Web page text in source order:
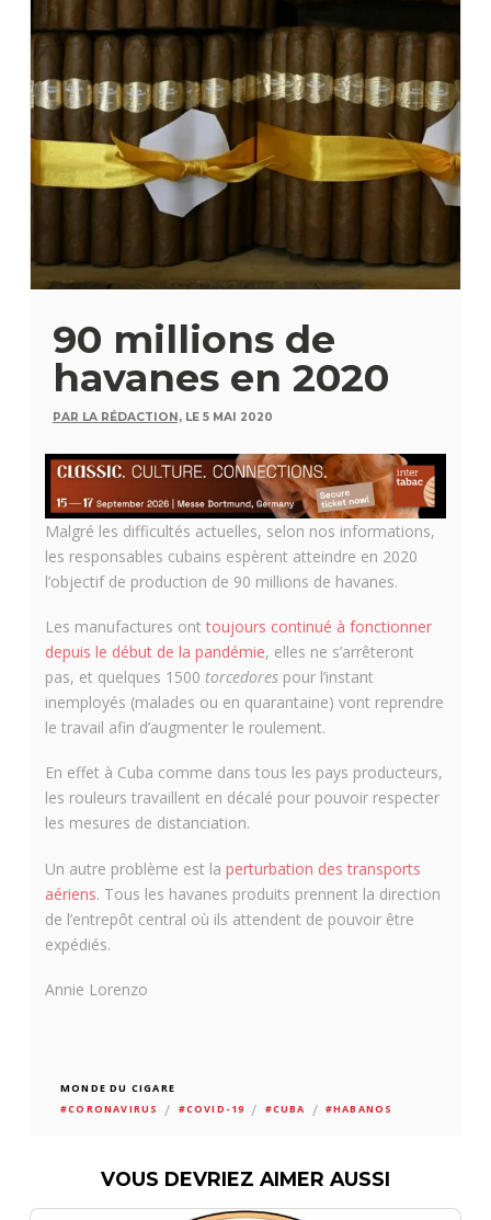
90 millions de
havanes en 2020
PAR LA RÉDACTION, LE 5 MAI 2020
Malgré les difficultés actuelles, selon nos informations,
les responsables cubains espèrent atteindre en 2020
l’objectif de production de 90 millions de havanes.
Les manufactures onttoujours continué à fonctionner
depuis le début de la pandémie, elles ne s’arrêteront
pas, et quelques 1500 torcedorespour l’instant
inemployés (malades ou en quarantaine) vont reprendre
le travail afin d’augmenter le roulement.
En effet à Cuba comme dans tous les pays producteurs,
les rouleurs travaillent en décalé pour pouvoir respecter
les mesures de distanciation.
Un autre problème est la perturbation des transports
aériens. Tous les havanes produits prennent la direction
de l’entrepôt central où ils attendent de pouvoir être
expédiés.
Annie Lorenzo
MONDE DU CIGARE
#CORONAVIRUS
/ #COVID-19 / #CUBA / #HABANOS
VOUS DEVRIEZ AIMER AUSSI